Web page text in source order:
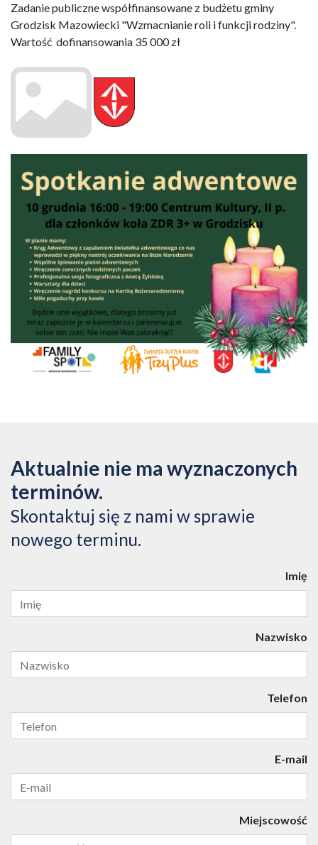
Zadanie publiczne współfinansowane z budżetu gminy
Grodzisk Mazowiecki "Wzmacnianie roli i funkcji rodziny".
Wartość dofinansowania 35 000 zł
Aktualnie nie ma wyznaczonych
terminów.
Skontaktuj się z nami w sprawie
nowego terminu.
Imię
Nazwisko
Telefon
E-mail
Miejscowość